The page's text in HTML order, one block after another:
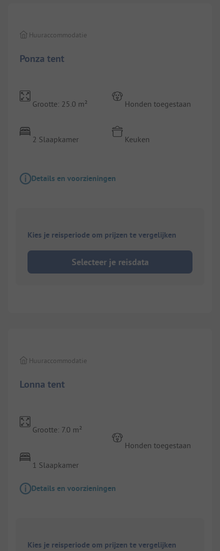
Ponza tent
Huuraccommodatie
Grootte: 25.0 m²
2 Slaapkamer
Honden toegestaan
Keuken
Details en voorzieningen
Kies je reisperiode om prijzen te vergelijken
Selecteer je reisdata
Lonna tent
Huuraccommodatie
Grootte: 7.0 m²
1 Slaapkamer
Honden toegestaan
Details en voorzieningen
Kies je reisperiode om prijzen te vergelijken